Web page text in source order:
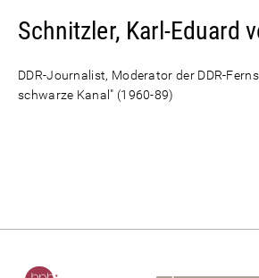
Schnitzler, Karl-Eduard
DDR-Journalist, Moderator der DDR-
schwarze Kanal" (1960-89)